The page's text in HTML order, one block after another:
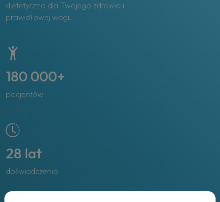
dietetyczna dla Twojego zdrowia i
prawidłowej wagi.
180 000+
pacjentów
28 lat
doświadczenia